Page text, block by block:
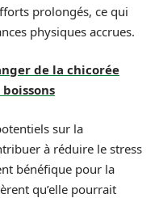
prolongés, ce qui
physiques accrues.
de la chicorée
sur la
à réduire le stress
bénéfique pour la
qu’elle pourrait